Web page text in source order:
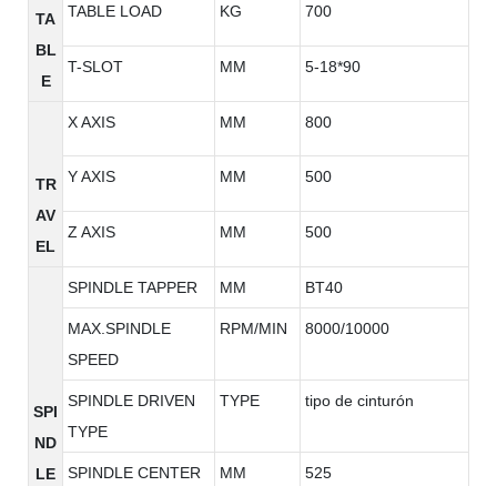
TA
BL
E
TABLE LOAD KG 700
T-SLOT MM 5-18*90
TR
AV
EL
X AXIS MM 800
Y AXIS MM 500
Z AXIS MM 500
SPI
ND
LE
SPINDLE TAPPER MM BT40
MAX.SPINDLE
SPEED
RPM/MIN 8000/10000
SPINDLE DRIVEN
TYPE
TYPE tipo de cinturón
SPINDLE CENTER
MM 525